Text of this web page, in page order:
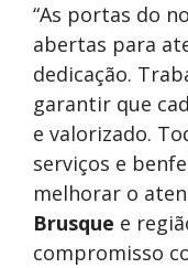
“As portas do
abertas para
dedicação.
garantir que
e valorizado.
serviços e
melhorar o
Brusque e
compromisso